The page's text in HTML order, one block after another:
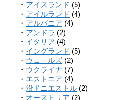
・ アイスランド (5)
・ アイルランド (4)
・ アルバニア (4)
・ アンドラ (2)
・ イタリア (4)
・ イングランド (5)
・ ウェールズ (2)
・ ウクライナ (7)
・ エストニア (4)
・ 沿ドニエストル (2)
・ オーストリア (2)